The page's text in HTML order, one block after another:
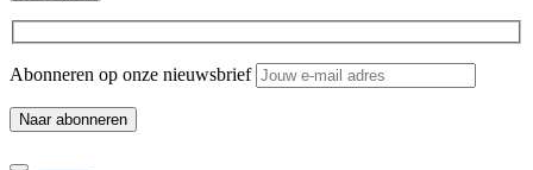
Abonneren op onze nieuwsbrief